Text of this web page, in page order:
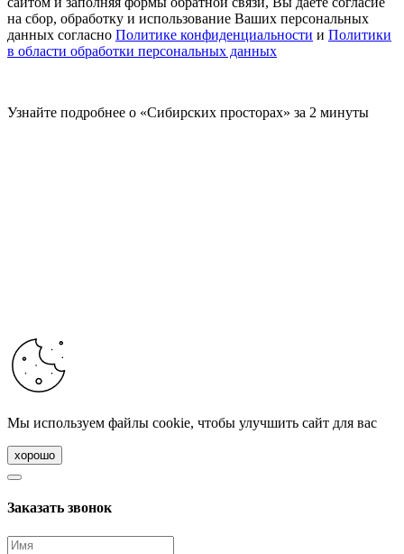
на сбор, обработку и использование Ваших персональных
данных согласно Политике конфиденциальности и Политики
в области обработки персональных данных
Узнайте подробнее о «Сибирских просторах» за 2 минуты
Мы используем файлы cookie, чтобы улучшить сайт для вас
хорошо
Заказать звонок